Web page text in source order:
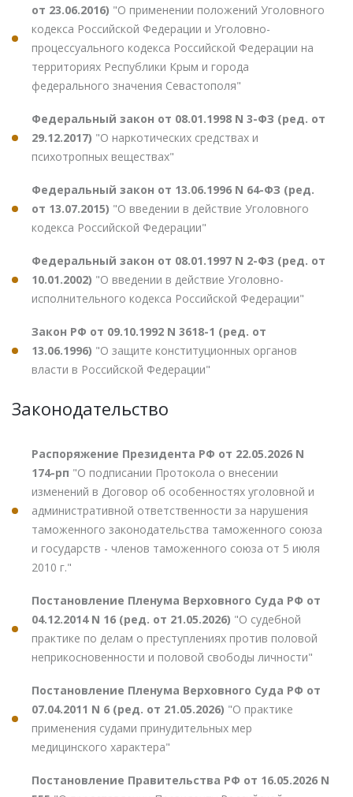
от 23.06.2016) "О применении положений Уголовного
кодекса Российской Федерации и Уголовно-
процессуального кодекса Российской Федерации на
территориях Республики Крым и города
федерального значения Севастополя"
Федеральный закон от 08.01.1998 N 3-ФЗ (ред. от
29.12.2017) "О наркотических средствах и
психотропных веществах"
Федеральный закон от 13.06.1996 N 64-ФЗ (ред.
от 13.07.2015) "О введении в действие Уголовного
кодекса Российской Федерации"
Федеральный закон от 08.01.1997 N 2-ФЗ (ред. от
10.01.2002) "О введении в действие Уголовно-
исполнительного кодекса Российской Федерации"
Закон РФ от 09.10.1992 N 3618-1 (ред. от
13.06.1996) "О защите конституционных органов
власти в Российской Федерации"
Законодательство
Распоряжение Президента РФ от 22.05.2026 N
174-рп "О подписании Протокола о внесении
изменений в Договор об особенностях уголовной и
административной ответственности за нарушения
таможенного законодательства таможенного союза
и государств - членов таможенного союза от 5 июля
2010 г."
Постановление Пленума Верховного Суда РФ от
04.12.2014 N 16 (ред. от 21.05.2026) "О судебной
практике по делам о преступлениях против половой
неприкосновенности и половой свободы личности"
Постановление Пленума Верховного Суда РФ от
07.04.2011 N 6 (ред. от 21.05.2026) "О практике
применения судами принудительных мер
медицинского характера"
Постановление Правительства РФ от 16.05.2026 N